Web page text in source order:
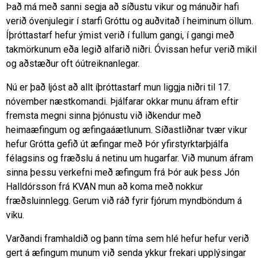
Það má með sanni segja að síðustu vikur og mánuðir hafi
verið óvenjulegir í starfi Gróttu og auðvitað í heiminum öllum.
Íþróttastarf hefur ýmist verið í fullum gangi, í gangi með
takmörkunum eða legið alfarið niðri. Óvissan hefur verið mikil
og aðstæður oft óútreiknanlegar.
Nú er það ljóst að allt íþróttastarf mun liggja niðri til 17.
nóvember næstkomandi. Þjálfarar okkar munu áfram eftir
fremsta megni sinna þjónustu við iðkendur með
heimaæfingum og æfingaáætlunum. Síðastliðnar tvær vikur
hefur Grótta gefið út æfingar með Þór yfirstyrktarþjálfa
félagsins og fræðslu á netinu um hugarfar. Við munum áfram
sinna þessu verkefni með æfingum frá Þór auk þess Jón
Halldórsson frá KVAN mun að koma með nokkur
fræðsluinnlegg. Gerum við ráð fyrir fjórum myndböndum á
viku.
Varðandi framhaldið og þann tíma sem hlé hefur hefur verið
gert á æfingum munum við senda ykkur frekari upplýsingar